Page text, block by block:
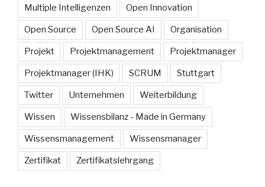
Multiple Intelligenzen Open Innovation
Open Source Open Source AI Organisation
Projekt Projektmanagement Projektmanager
Projektmanager (IHK) SCRUM Stuttgart
Twitter Unternehmen Weiterbildung
Wissen Wissensbilanz - Made in Germany
Wissensmanagement Wissensmanager
Zertifikat Zertifikatslehrgang